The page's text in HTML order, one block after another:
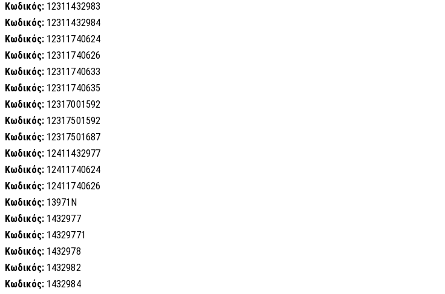
Κωδικός: 12311432983
Κωδικός: 12311432984
Κωδικός: 12311740624
Κωδικός: 12311740626
Κωδικός: 12311740633
Κωδικός: 12311740635
Κωδικός: 12317001592
Κωδικός: 12317501592
Κωδικός: 12317501687
Κωδικός: 12411432977
Κωδικός: 12411740624
Κωδικός: 12411740626
Κωδικός: 13971N
Κωδικός: 1432977
Κωδικός: 14329771
Κωδικός: 1432978
Κωδικός: 1432982
Κωδικός: 1432984